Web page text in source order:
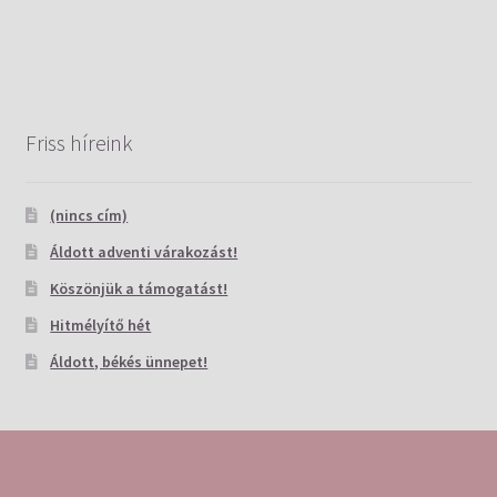
Friss híreink
(nincs cím)
Áldott adventi várakozást!
Köszönjük a támogatást!
Hitmélyítő hét
Áldott, békés ünnepet!